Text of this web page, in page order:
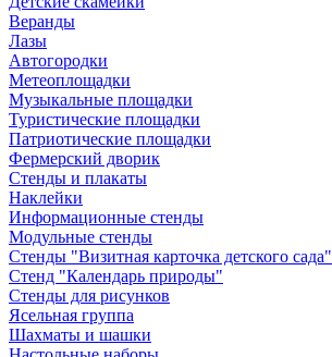
Веранды
Лазы
Автогородки
Метеоплощадки
Музыкальные площадки
Туристические площадки
Патриотические площадки
Фермерский дворик
Стенды и плакаты
Наклейки
Информационные стенды
Модульные стенды
Стенды "Визитная карточка детского сада"
Стенд "Календарь природы"
Стенды для рисунков
Ясельная группа
Шахматы и шашки